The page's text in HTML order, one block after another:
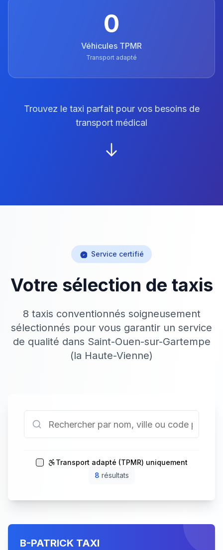
0
Véhicules TPMR
Transport adapté
Trouvez le taxi parfait pour vos besoins de
transport médical
Service certifié
Votre sélection de taxis
8 taxis conventionnés soigneusement
sélectionnés pour vous garantir un service
de qualité dans Saint-Ouen-sur-Gartempe
(la Haute-Vienne)
Transport adapté (TPMR) uniquement
8 résultats
B-PATRICK TAXI